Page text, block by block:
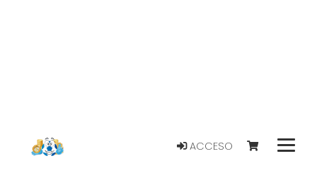
ACCESO